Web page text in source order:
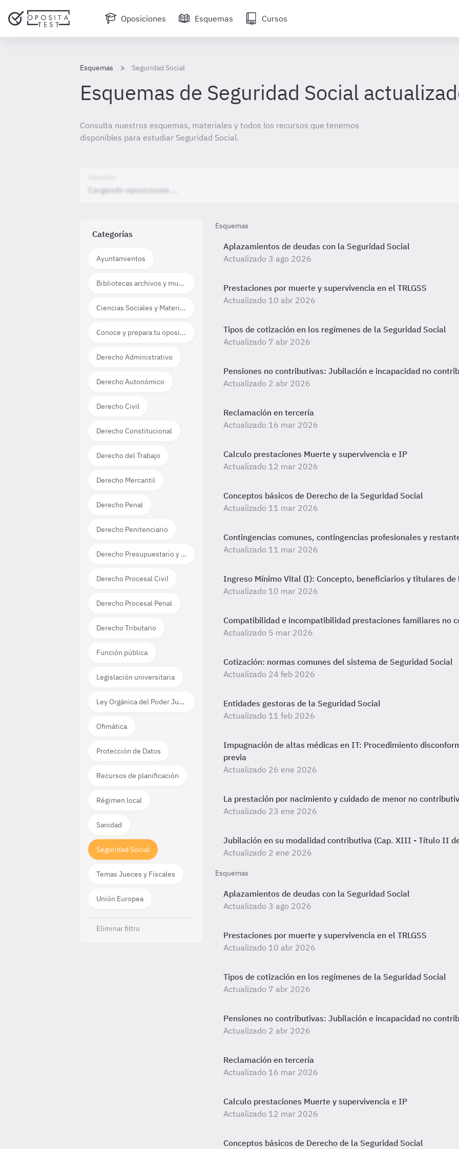
Oposiciones Esquemas Cursos
Esquemas Seguridad Social
Esquemas de Seguridad Social
Consulta nuestros esquemas, materiales y todos los recursos que tenemos
disponibles para estudiar Seguridad Social.
Categorías
Ayuntamientos
Bibliotecas archivos y museos
Ciencias Sociales y Materias técnico científicas
Conoce y prepara tu oposición
Derecho Administrativo
Derecho Autonómico
Derecho Civil
Derecho Constitucional
Derecho del Trabajo
Derecho Mercantil
Derecho Penal
Derecho Penitenciario
Derecho Presupuestario y Financiero
Derecho Procesal Civil
Derecho Procesal Penal
Derecho Tributario
Función pública
Legislación universitaria
Ley Orgánica del Poder Judicial
Ofimática
Protección de Datos
Recursos de planificación
Régimen local
Sanidad
Seguridad Social
Temas Jueces y Fiscales
Unión Europea
Eliminar filtro
Esquemas
Aplazamientos de deudas con la Seguridad Social
Actualizado 3 ago 2026
Prestaciones por muerte y supervivencia en el TRLGSS
Actualizado 10 abr 2026
Tipos de cotización en los regímenes de la Seguridad Social
Actualizado 7 abr 2026
Pensiones no contributivas: Jubilación e incapacidad no
Actualizado 2 abr 2026
Reclamación en tercería
Actualizado 16 mar 2026
Calculo prestaciones Muerte y supervivencia e IP
Actualizado 12 mar 2026
Conceptos básicos de Derecho de la Seguridad Social
Actualizado 11 mar 2026
Contingencias comunes, contingencias profesionales y
Actualizado 11 mar 2026
Ingreso Mínimo Vital (I): Concepto, beneficiarios y titulares de
Actualizado 10 mar 2026
Compatibilidad e incompatibilidad prestaciones familiares no
Actualizado 5 mar 2026
Cotización: normas comunes del sistema de Seguridad Social
Actualizado 24 feb 2026
Entidades gestoras de la Seguridad Social
Actualizado 11 feb 2026
Impugnación de altas médicas en IT: Procedimiento
previa
Actualizado 26 ene 2026
La prestación por nacimiento y cuidado de menor no
Actualizado 23 ene 2026
Jubilación en su modalidad contributiva (Cap. XIII - Título II
Actualizado 2 ene 2026
Esquemas
Aplazamientos de deudas con la Seguridad Social
Actualizado 3 ago 2026
Prestaciones por muerte y supervivencia en el TRLGSS
Actualizado 10 abr 2026
Tipos de cotización en los regímenes de la Seguridad Social
Actualizado 7 abr 2026
Pensiones no contributivas: Jubilación e incapacidad no
Actualizado 2 abr 2026
Reclamación en tercería
Actualizado 16 mar 2026
Calculo prestaciones Muerte y supervivencia e IP
Actualizado 12 mar 2026
Conceptos básicos de Derecho de la Seguridad Social